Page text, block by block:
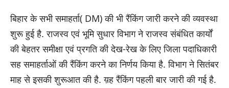
बिहार के सभी समाहर्ता( DM) की भी रैंकिंग जारी करने की व्यवस्था
शुरू हुई है. राजस्व एवं भूमि सुधार विभाग ने राजस्व संबंधित कार्यों
की बेहतर समीक्षा एवं प्रगति की देख-रेख के लिए जिला पदाधिकारी
सह समाहर्ताओं की रैंकिंग करने का निर्णय किया है. विभाग ने सितंबर
माह से इसकी शुरूआत की है. य़ह रैंकिंग पहली बार जारी की गई है.